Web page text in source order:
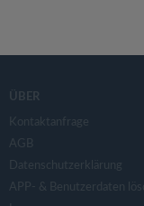
ÜBER
Kontaktanfrage
AGB
Datenschutzerklärung
APP- & Benutzerdaten